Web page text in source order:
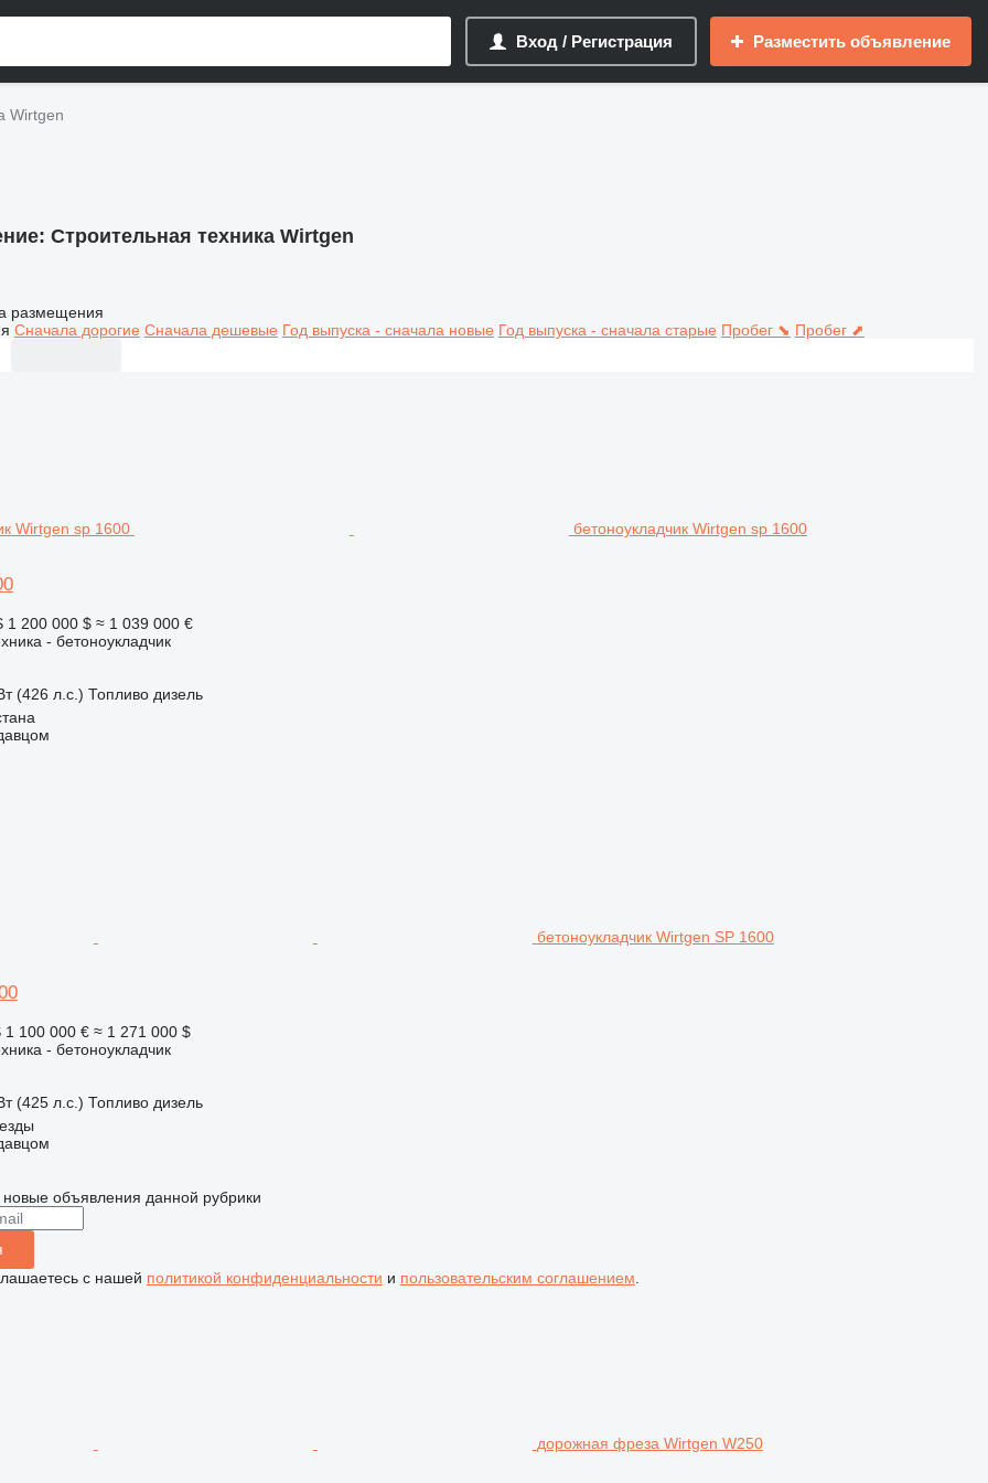
Вход / Регистрация Разместить объявление
Wirtgen
Строительная техника Wirtgen
размещения
Сначала дорогие Сначала дешевые Год выпуска - сначала новые Год выпуска - сначала старые Пробег ⬊ Пробег ⬈
бетоноукладчик Wirtgen sp 1600
1 200 000 $ ≈ 1 039 000 €
- бетоноукладчик
(426 л.с.) Топливо дизель
бетоноукладчик Wirtgen SP 1600
1 100 000 € ≈ 1 271 000 $
- бетоноукладчик
(425 л.с.) Топливо дизель
объявления данной рубрики
с нашей политикой конфиденциальности и пользовательским соглашением
дорожная фреза Wirtgen W250